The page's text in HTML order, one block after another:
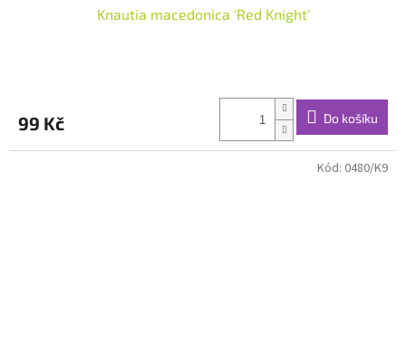
Knautia macedonica 'Red Knight'
99 Kč Do košíku
Kód: 0480/K9